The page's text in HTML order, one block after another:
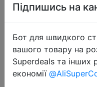
Підпишись на
Бот для швидкого
вашого товару на
Superdeals та інших
економії